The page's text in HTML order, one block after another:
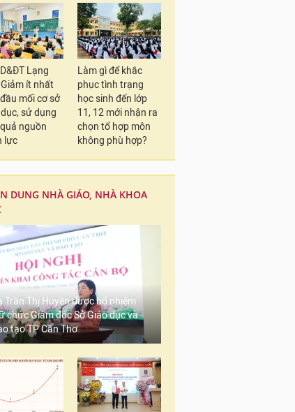
Lạng
ít nhất
mối cơ sở
sử dụng
nguồn
lực
Làm gì để khắc
phục tình trạng
học sinh đến lớp
11, 12 mới nhận ra
chọn tổ hợp môn
không phù hợp?
DUNG NHÀ GIÁO, NHÀ KHOA
Trần Thị Huyền được bổ nhiệm
chức Giám đốc Sở Giáo dục và
tạo TP Cần Thơ